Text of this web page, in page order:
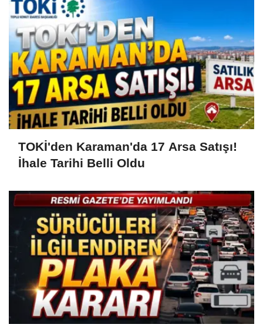
TOKİ'den Karaman'da 17 Arsa Satışı!
İhale Tarihi Belli Oldu